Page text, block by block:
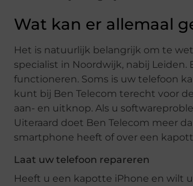
Wat kan er allemaal
Het is natuurlijk belangrijk om te
specialist in Noordwijk, nabij
functioneren. Soms is uw telefoon
kunt bij Ben Telecom terecht voor
aan- en uitknop. Als u
Uiteraard doet Ben Telecom meer
smartphone heeft of over een
Laat uw telefoon repareren
Heeft u een kapotte iPhone en wilt